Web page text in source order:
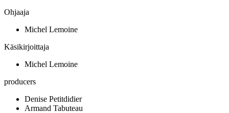
Ohjaaja
Michel Lemoine
Käsikirjoittaja
Michel Lemoine
producers
Denise Petitdidier
Armand Tabuteau